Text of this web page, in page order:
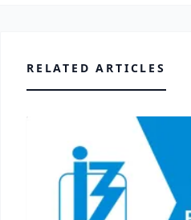
RELATED ARTICLES